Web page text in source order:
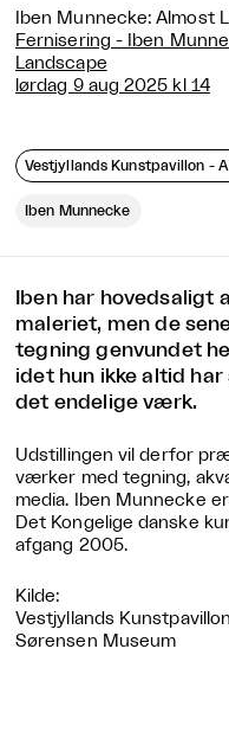
Iben Munnecke: Almost
Fernisering - Iben
Landscape
lørdag 9 aug 2025 kl 14
Vestjyllands Kunstpavillon -
Iben Munnecke
Iben har hovedsaligt
maleriet, men de
tegning genvundet
idet hun ikke altid
det endelige værk.
Udstillingen vil derfor
værker med tegning,
media. Iben Munnecke
Det Kongelige danske
afgang 2005.
Kilde:
Vestjyllands
Sørensen Museum